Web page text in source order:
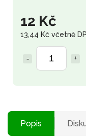
12 Kč
13,44 Kč včetně
Popis